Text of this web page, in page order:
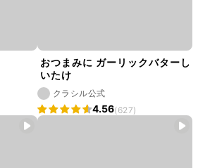
おつまみに ガーリックバターし
いたけ
クラシル公式
4.56(627)